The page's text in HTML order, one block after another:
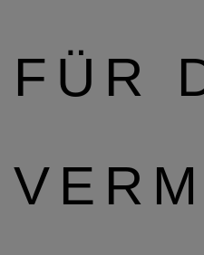
FÜR